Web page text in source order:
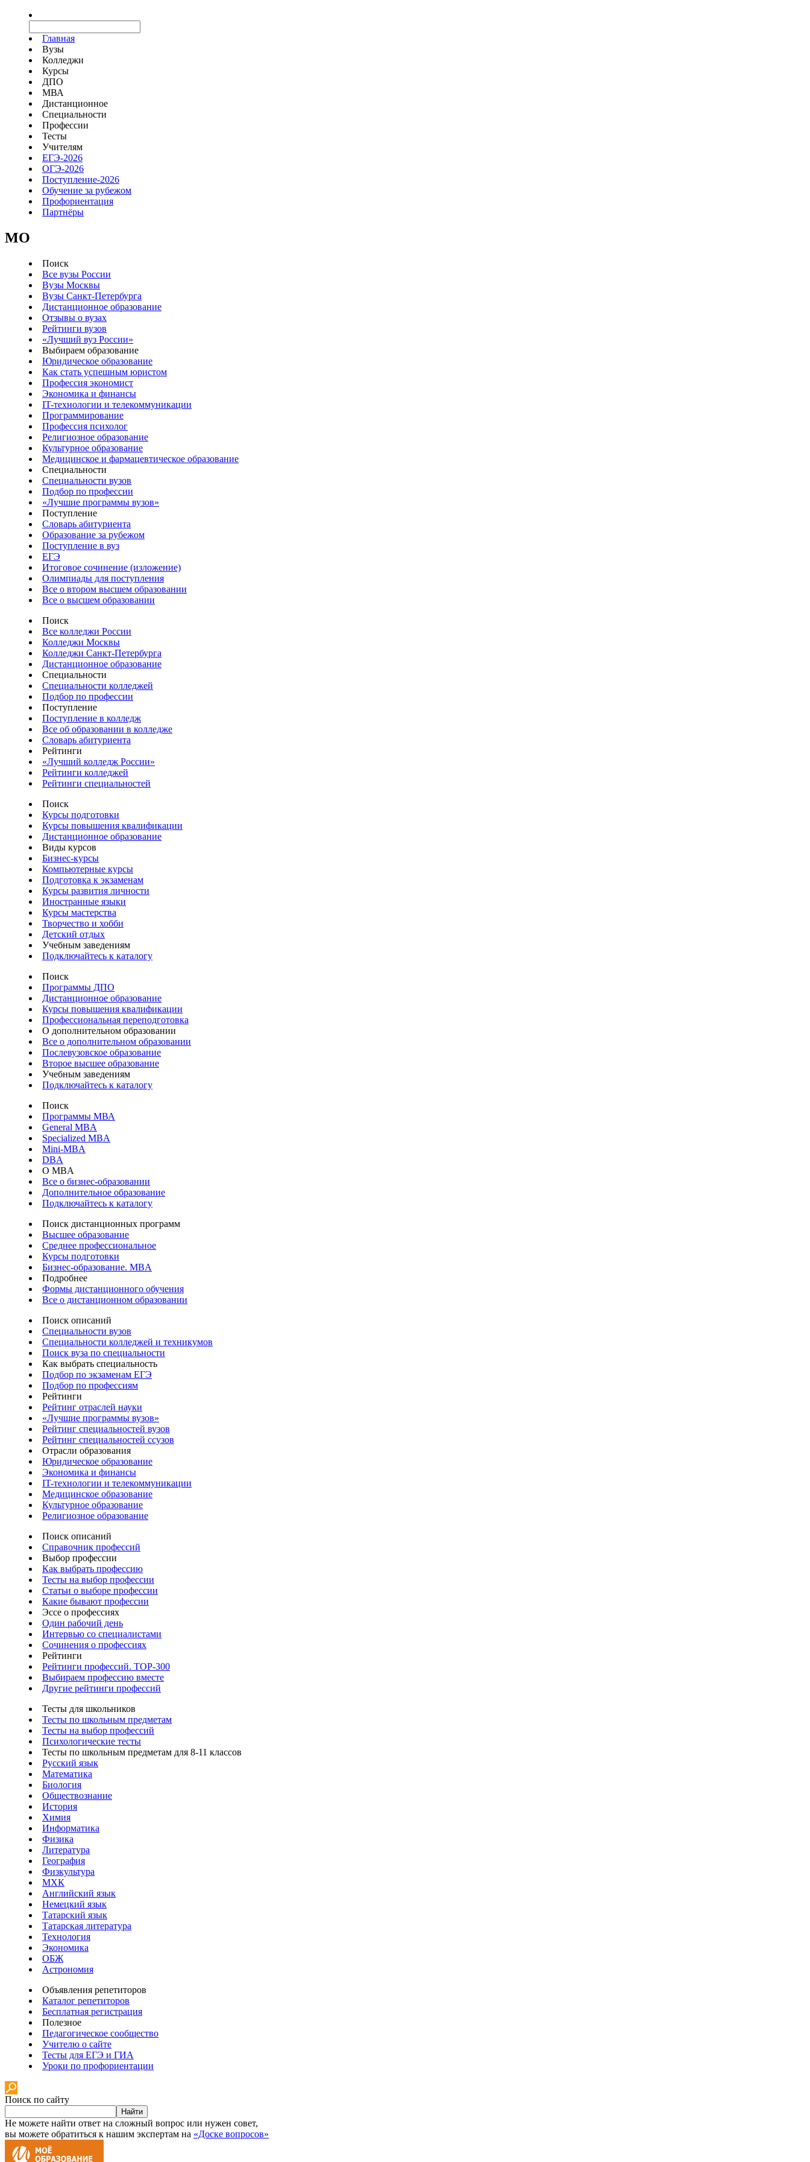
Главная
Вузы
Колледжи
Курсы
ДПО
МВА
Дистанционное
Специальности
Профессии
Тесты
Учителям
ЕГЭ-2026
ОГЭ-2026
Поступление-2026
Обучение за рубежом
Профориентация
Партнёры
MO
Поиск
Все вузы России
Вузы Москвы
Вузы Санкт-Петербурга
Дистанционное образование
Отзывы о вузах
Рейтинги вузов
«Лучший вуз России»
Выбираем образование
Юридическое образование
Как стать успешным юристом
Профессия экономист
Экономика и финансы
IT-технологии и телекоммуникации
Программирование
Профессия психолог
Религиозное образование
Культурное образование
Медицинское и фармацевтическое образование
Специальности
Специальности вузов
Подбор по профессии
«Лучшие программы вузов»
Поступление
Словарь абитуриента
Образование за рубежом
Поступление в вуз
ЕГЭ
Итоговое сочинение (изложение)
Олимпиады для поступления
Все о втором высшем образовании
Все о высшем образовании
Поиск
Все колледжи России
Колледжи Москвы
Колледжи Санкт-Петербурга
Дистанционное образование
Специальности
Специальности колледжей
Подбор по профессии
Поступление
Поступление в колледж
Все об образовании в колледже
Словарь абитуриента
Рейтинги
«Лучший колледж России»
Рейтинги колледжей
Рейтинги специальностей
Поиск
Курсы подготовки
Курсы повышения квалификации
Дистанционное образование
Виды курсов
Бизнес-курсы
Компьютерные курсы
Подготовка к экзаменам
Курсы развития личности
Иностранные языки
Курсы мастерства
Творчество и хобби
Детский отдых
Учебным заведениям
Подключайтесь к каталогу
Поиск
Программы ДПО
Дистанционное образование
Курсы повышения квалификации
Профессиональная переподготовка
О дополнительном образовании
Все о дополнительном образовании
Послевузовское образование
Второе высшее образование
Учебным заведениям
Подключайтесь к каталогу
Поиск
Программы МВА
General MBA
Specialized MBA
Mini-MBA
DBA
О MBA
Все о бизнес-образовании
Дополнительное образование
Подключайтесь к каталогу
Поиск дистанционных программ
Высшее образование
Среднее профессиональное
Курсы подготовки
Бизнес-образование. MBA
Подробнее
Формы дистанционного обучения
Все о дистанционном образовании
Поиск описаний
Специальности вузов
Специальности колледжей и техникумов
Поиск вуза по специальности
Как выбрать специальность
Подбор по экзаменам ЕГЭ
Подбор по профессиям
Рейтинги
Рейтинг отраслей науки
«Лучшие программы вузов»
Рейтинг специальностей вузов
Рейтинг специальностей ссузов
Отрасли образования
Юридическое образование
Экономика и финансы
IT-технологии и телекоммуникации
Медицинское образование
Культурное образование
Религиозное образование
Поиск описаний
Справочник профессий
Выбор профессии
Как выбрать профессию
Тесты на выбор профессии
Статьи о выборе профессии
Какие бывают профессии
Эссе о профессиях
Один рабочий день
Интервью со специалистами
Сочинения о профессиях
Рейтинги
Рейтинги профессий. TOP-300
Выбираем профессию вместе
Другие рейтинги профессий
Тесты для школьников
Тесты по школьным предметам
Тесты на выбор профессий
Психологические тесты
Тесты по школьным предметам для 8-11 классов
Русский язык
Математика
Биология
Обществознание
История
Химия
Информатика
Физика
Литература
География
Физкультура
МХК
Английский язык
Немецкий язык
Татарский язык
Татарская литература
Технология
Экономика
ОБЖ
Астрономия
Объявления репетиторов
Каталог репетиторов
Бесплатная регистрация
Полезное
Педагогическое сообщество
Учителю о сайте
Тесты для ЕГЭ и ГИА
Уроки по профориентации
Поиск по сайту
Найти
Не можете найти ответ на сложный вопрос или нужен совет,
вы можете обратиться к нашим экспертам на «Доске вопросов»